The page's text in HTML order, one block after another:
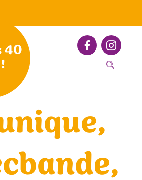
40